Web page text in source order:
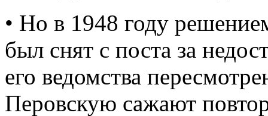
• Но в 1948 году
был снят с поста за
его ведомства
Перовскую сажают